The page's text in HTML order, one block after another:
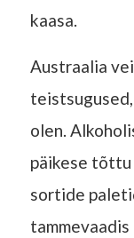
kaasa.
Austraalia
olen.
päikese
sortide